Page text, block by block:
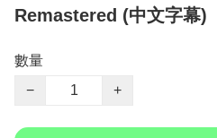
Remastered (中文字幕)
數量
−
+